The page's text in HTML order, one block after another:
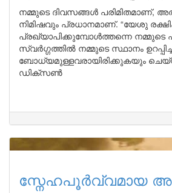
നമ്മുടെ ദിവസങ്ങൾ പരിമിതമാണ്,
നിമിഷവും പ്രധാനമാണ്. “യേശു
പ്രഖ്യാപിക്കുമ്പോൾത്തന്നെ നമ്മുടെ
സ്വർഗ്ഗത്തിൽ നമ്മുടെ സ്ഥാനം
ബോധ്യമുള്ളവരായിരിക്കുകയും
ഡിക്സൺ
സ്നേഹപൂർവ്വമായ